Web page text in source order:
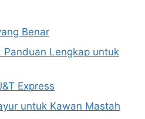
Benar
Panduan Lengkap untuk
Express
untuk Kawan Mastah